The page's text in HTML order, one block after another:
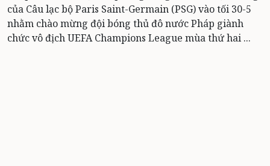
của Câu lạc bộ Paris Saint-Germain (PSG) vào tối 30-5
nhằm chào mừng đội bóng thủ đô nước Pháp giành
chức vô địch UEFA Champions League mùa thứ hai ...